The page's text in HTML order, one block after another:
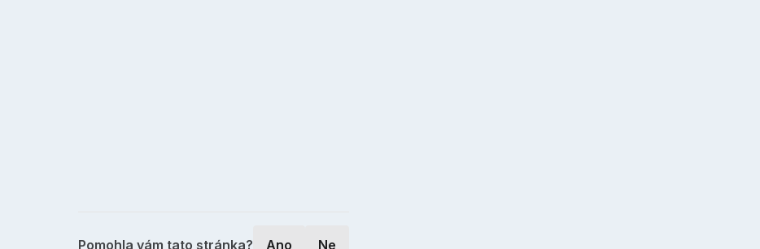
Pomohla vám tato stránka? Ano Ne